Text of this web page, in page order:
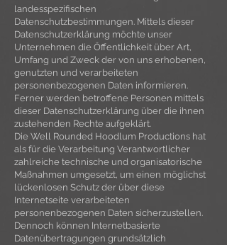
landesspezifischen
Datenschutzbestimmungen. Mittels dieser
Datenschutzerklärung möchte unser
Unternehmen die Öffentlichkeit über Art,
Umfang und Zweck der von uns erhobenen,
genutzten und verarbeiteten
personenbezogenen Daten informieren.
Ferner werden betroffene Personen mittels
dieser Datenschutzerklärung über die ihnen
zustehenden Rechte aufgeklärt.
Die Well Rounded Hoodlum Productions hat
als für die Verarbeitung Verantwortlicher
zahlreiche technische und organisatorische
Maßnahmen umgesetzt, um einen möglichst
lückenlosen Schutz der über diese
Internetseite verarbeiteten
personenbezogenen Daten sicherzustellen.
Dennoch können Internetbasierte
Datenübertragungen grundsätzlich